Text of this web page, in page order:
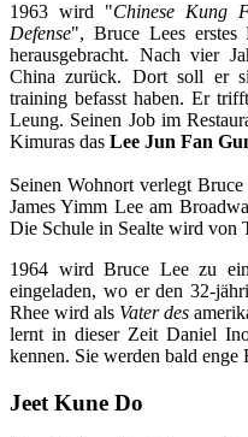
1963 wird "Chinese Kung
Defense", Bruce Lees erstes
herausgebracht. Nach vier
China zurück. Dort soll er
training befasst haben. Er
Leung. Seinen Job im
Kimuras das Lee Jun Fan
Seinen Wohnort verlegt
James Yimm Lee am
Die Schule in Sealte wird von
1964 wird Bruce Lee zu
eingeladen, wo er den 32-
Rhee wird als Vater des
lernt in dieser Zeit Daniel
kennen. Sie werden bald enge
Jeet Kune Do